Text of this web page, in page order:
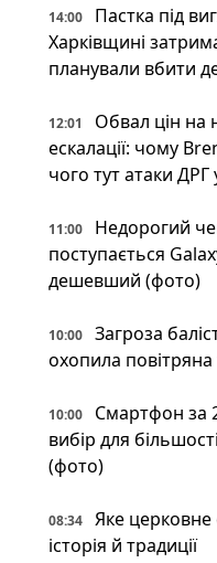
14:00
Пастка під
Харківщині
планували вбити
12:01
Обвал цін на
ескалації: чому
чого тут атаки ДРГ
11:00
Недорогий
поступається
дешевший (фото)
10:00
Загроза
охопила повітряна
10:00
Смартфон за
вибір для
(фото)
08:34
Яке церковне
історія й традиції